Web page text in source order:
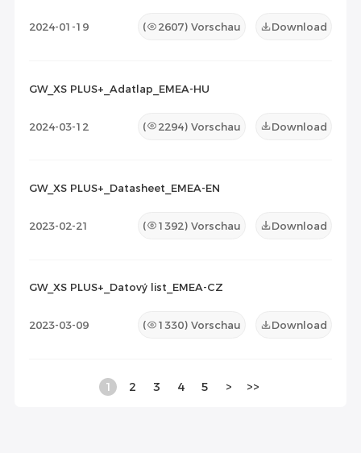
2024-01-19 ( 2607) Vorschau Download
GW_XS PLUS+_Adatlap_EMEA-HU
2024-03-12 ( 2294) Vorschau Download
GW_XS PLUS+_Datasheet_EMEA-EN
2023-02-21 ( 1392) Vorschau Download
GW_XS PLUS+_Datový list_EMEA-CZ
2023-03-09 ( 1330) Vorschau Download
1 2 3 4 5 > >>